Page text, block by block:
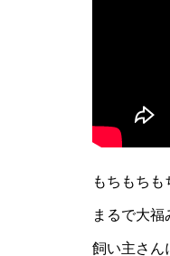
もちもち
まるで大
飼い主さん